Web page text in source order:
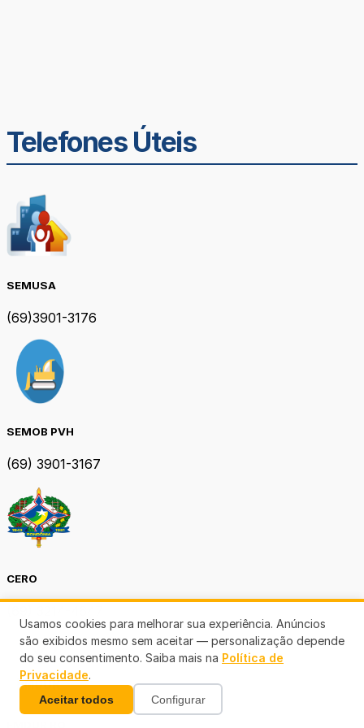
Telefones Úteis
SEMUSA
(69)3901-3176
SEMOB PVH
(69) 3901-3167
CERO
Usamos cookies para melhorar sua experiência. Anúncios
são exibidos mesmo sem aceitar — personalização depende
do seu consentimento. Saiba mais na Política de
Privacidade.
Aceitar todos Configurar